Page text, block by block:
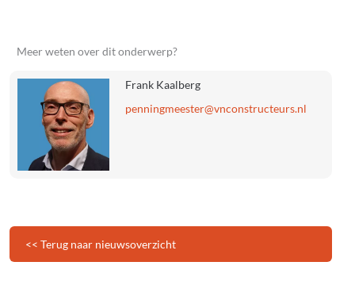
Meer weten over dit onderwerp?
Frank Kaalberg
ln.sruetcurtsnocnv
@retseemgninnep
<< Terug naar nieuwsoverzicht